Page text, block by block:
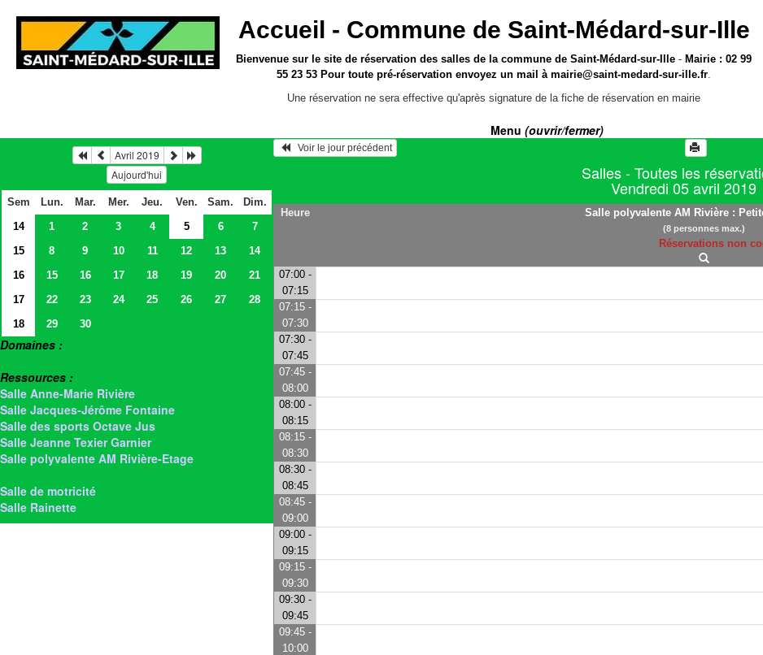
Accueil - Commune de Saint-Médard-sur-Ille
Bienvenue sur le sitede réservation des salles de la commune de Saint-Médard-sur-Ille - Mairie : 02 99
55 23 53 Pour toute pré-réservation envoyez un mail àmairie@saint-medard-sur-ille.fr.
Une réservation ne sera effective qu'après signature de la fiche de réservation en mairie
Menu (ouvrir/fermer)
Avril 2019
Aujourd'hui
Sem Lun. Mar. Mer. Jeu. Ven. Sam.
Dim.
14
1 2 3 4 5 6
7
15
8 9 10 11 12 13
14
16
15 16 17 18 19 20
21
17
22 23 24 25 26 27
28
18
29 30
Domaines :
Ressources :
Salle Anne-Marie Rivière
Salle Jacques-Jérôme Fontaine
Salle des sports Octave Jus
Salle Jeanne Texier Garnier
Salle polyvalente AM Rivière-Etage
Salle de motricité
Salle Rainette
   Voir le jour précédent
Salles - Toutes les
Vendredi 05 avril 2019
Heure Salle polyvalente AM Rivière :
(8 personnes max.)
Réservations non
07:00 -
07:15
07:15 -
07:30
07:30 -
07:45
07:45 -
08:00
08:00 -
08:15
08:15 -
08:30
08:30 -
08:45
08:45 -
09:00
09:00 -
09:15
09:15 -
09:30
09:30 -
09:45
09:45 -
10:00